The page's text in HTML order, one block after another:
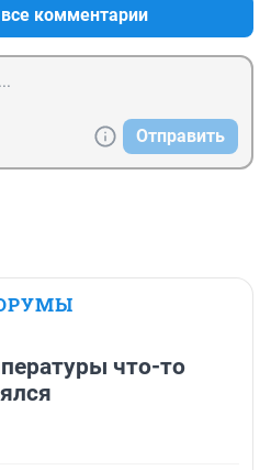
комментарии
Отправить
что-то